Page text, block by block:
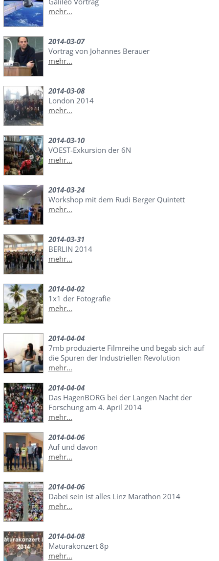
mehr...
2014-03-07
Vortrag von Johannes Berauer
mehr...
2014-03-08
London 2014
mehr...
2014-03-10
VOEST-Exkursion der 6N
mehr...
2014-03-24
Workshop mit dem Rudi Berger Quintett
mehr...
2014-03-31
BERLIN 2014
mehr...
2014-04-02
1x1 der Fotografie
mehr...
2014-04-04
7mb produzierte Filmreihe und begab sich auf
die Spuren der Industriellen Revolution
mehr...
2014-04-04
Das HagenBORG bei der Langen Nacht der
Forschung am 4. April 2014
mehr...
2014-04-06
Auf und davon
mehr...
2014-04-06
Dabei sein ist alles Linz Marathon 2014
mehr...
2014-04-08
Maturakonzert 8p
mehr...